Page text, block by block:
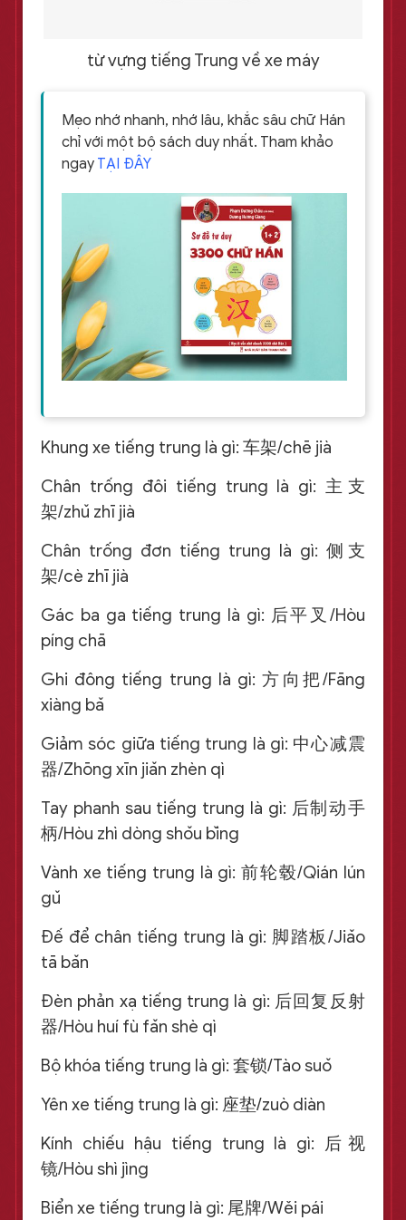
từ vựng tiếng Trung về xe máy
Mẹo nhớ nhanh, nhớ lâu, khắc sâu chữ Hán
chỉ với một bộ sách duy nhất. Tham khảo
ngay TẠI ĐÂY
Khung xe tiếng trung là gì: 车架/chē jià
Chân trống đôi tiếng trung là gì: 主支
架/zhǔ zhī jià
Chân trống đơn tiếng trung là gì: 侧支
架/cè zhī jià
Gác ba ga tiếng trung là gì: 后平叉/Hòu
píng chā
Ghi đông tiếng trung là gì: 方向把/Fāng
xiàng bǎ
Giảm sóc giữa tiếng trung là gì: 中心减震
器/Zhōng xīn jiǎn zhèn qì
Tay phanh sau tiếng trung là gì: 后制动手
柄/Hòu zhì dòng shǒu bǐng
Vành xe tiếng trung là gì: 前轮毂/Qián lún
gǔ
Đế để chân tiếng trung là gì: 脚踏板/Jiǎo
tā bǎn
Đèn phản xạ tiếng trung là gì: 后回复反射
器/Hòu huí fù fǎn shè qì
Bộ khóa tiếng trung là gì: 套锁/Tào suǒ
Yên xe tiếng trung là gì: 座垫/zuò diàn
Kính chiếu hậu tiếng trung là gì: 后视
镜/Hòu shì jìng
Biển xe tiếng trung là gì: 尾牌/Wěi pái